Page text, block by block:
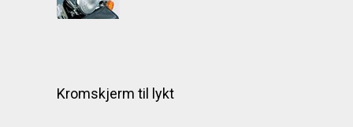
Kromskjerm til lykt